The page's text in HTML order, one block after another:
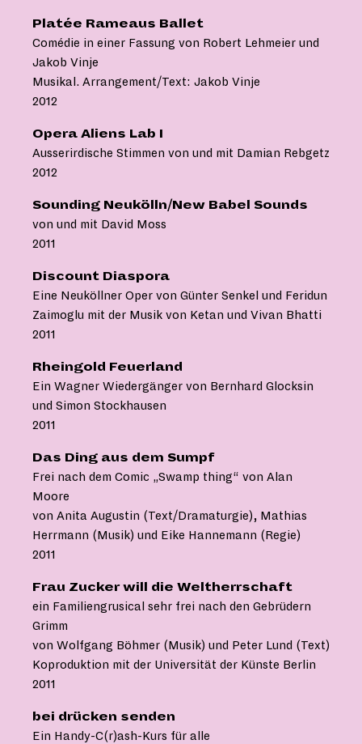
Platée Rameaus Ballet
Comédie in einer Fassung von Robert Lehmeier und
Jakob Vinje
Musikal. Arrangement/Text: Jakob Vinje
2012
Opera Aliens Lab I
Ausserirdische Stimmen von und mit Damian Rebgetz
2012
Sounding Neukölln/New Babel Sounds
von und mit David Moss
2011
Discount Diaspora
Eine Neuköllner Oper von Günter Senkel und Feridun
Zaimoglu mit der Musik von Ketan und Vivan Bhatti
2011
Rheingold Feuerland
Ein Wagner Wiedergänger von Bernhard Glocksin
und Simon Stockhausen
2011
Das Ding aus dem Sumpf
Frei nach dem Comic „Swamp thing“ von Alan
Moore
von Anita Augustin (Text/Dramaturgie), Mathias
Herrmann (Musik) und Eike Hannemann (Regie)
2011
Frau Zucker will die Weltherrschaft
ein Familiengrusical sehr frei nach den Gebrüdern
Grimm
von Wolfgang Böhmer (Musik) und Peter Lund (Text)
Koproduktion mit der Universität der Künste Berlin
2011
bei drücken senden
Ein Handy-C(r)ash-Kurs für alle